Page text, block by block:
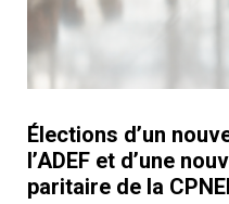
Élections d’un
l’ADEF et d’une
paritaire de la